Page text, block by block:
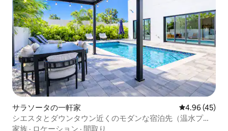
サラソータの一軒家 レビュー45
4.96 (45)
シエスタとダウンタウン近くのモダンな宿泊先（温水プー
ル付き）
家族 · ロケーション · 間取り